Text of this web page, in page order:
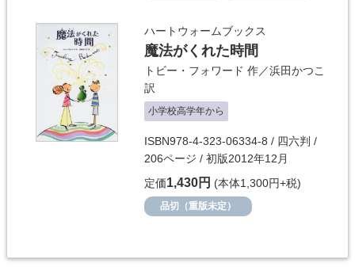
ハートウォームブックス
魔法がくれた時間
トビー・フォワード 作／浜田かつこ
訳
小学校高学年から
ISBN978-4-323-06334-8 / 四六判 /
206ページ / 初版2012年12月
定価1,430円 (本体1,300円+税)
品切（重版未定）